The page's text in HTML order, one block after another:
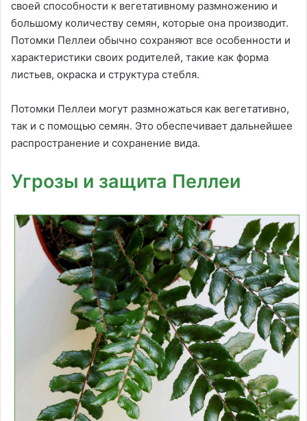
своей способности к вегетативному размножению и
большому количеству семян, которые она производит.
Потомки Пеллеи обычно сохраняют все особенности и
характеристики своих родителей, такие как форма
листьев, окраска и структура стебля.
Потомки Пеллеи могут размножаться как вегетативно,
так и с помощью семян. Это обеспечивает дальнейшее
распространение и сохранение вида.
Угрозы и защита Пеллеи